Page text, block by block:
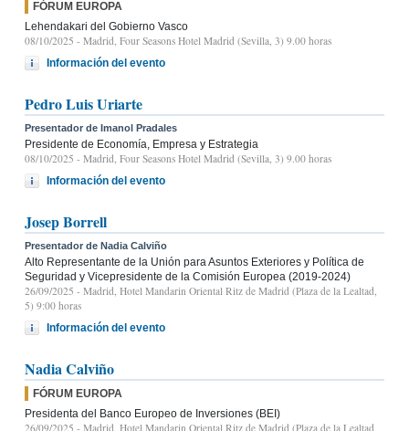
FÓRUM EUROPA
Lehendakari del Gobierno Vasco
08/10/2025 - Madrid, Four Seasons Hotel Madrid (Sevilla, 3) 9.00 horas
Información del evento
Pedro Luis Uriarte
Presentador de Imanol Pradales
Presidente de Economía, Empresa y Estrategia
08/10/2025 - Madrid, Four Seasons Hotel Madrid (Sevilla, 3) 9.00 horas
Información del evento
Josep Borrell
Presentador de Nadia Calviño
Alto Representante de la Unión para Asuntos Exteriores y Política de
Seguridad y Vicepresidente de la Comisión Europea (2019-2024)
26/09/2025 - Madrid, Hotel Mandarin Oriental Ritz de Madrid (Plaza de la Lealtad,
5) 9:00 horas
Información del evento
Nadia Calviño
FÓRUM EUROPA
Presidenta del Banco Europeo de Inversiones (BEI)
26/09/2025 - Madrid, Hotel Mandarin Oriental Ritz de Madrid (Plaza de la Lealtad,